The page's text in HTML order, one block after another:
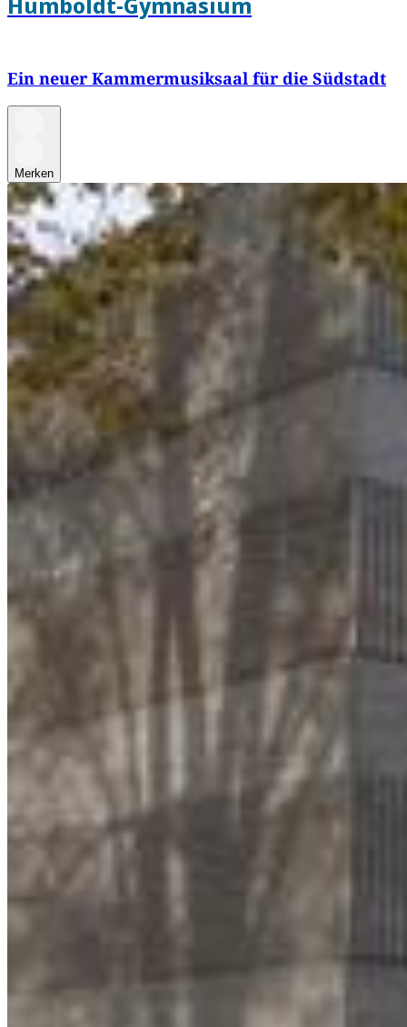
Ein neuer Kammermusiksaal für die Südstadt
Merken